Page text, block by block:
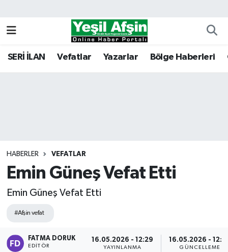
SERİ İLAN Vefatlar Yazarlar Bölge Haberleri
HABERLER VEFATLAR
Emin Güneş Vefat Etti
Emin Güneş Vefat Etti
#Afşin vefat
FATMA DORUK
EDITÖR
16.05.2026 - 12:29
YAYINLANMA
16.05.2026 -
GÜNCELLEME
Kahramanmaraş Nöbetçi Eczaneler
Tüm Manşetler
Son Dakika Haberleri